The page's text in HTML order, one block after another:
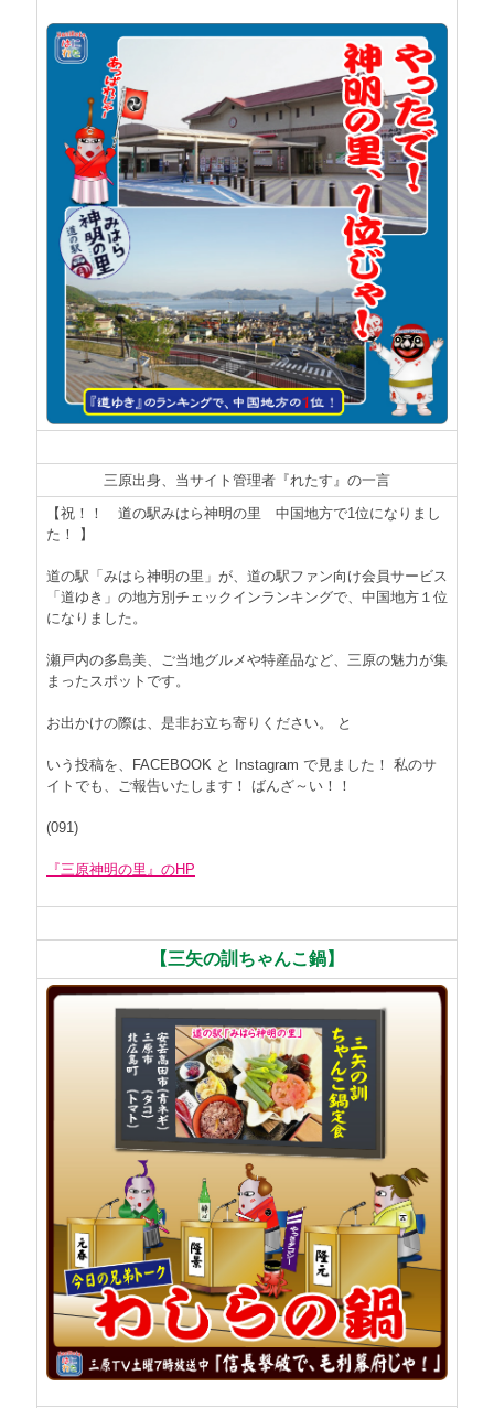
三原出身、当サイト管理者『れたす』の一言
【祝！！ 道の駅みはら神明の里 中国地方で1位になりまし
た！ 】
道の駅「みはら神明の里」が、道の駅ファン向け会員サービス
「道ゆき」の地方別チェックインランキングで、中国地方１位
になりました。
瀬戸内の多島美、ご当地グルメや特産品など、三原の魅力が集
まったスポットです。
お出かけの際は、是非お立ち寄りください。 と
いう投稿を、FACEBOOK と Instagram で見ました！ 私のサ
イトでも、ご報告いたします！ ばんざ～い！！
(091)
『三原神明の里』のHP
【三矢の訓ちゃんこ鍋】